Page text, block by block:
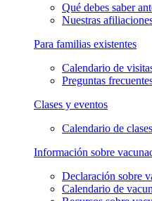
Qué debes saber
Nuestras
Para familias existentes
Calendario de
Preguntas
Clases y eventos
Calendario de
Información sobre
Declaración sobre
Calendario de